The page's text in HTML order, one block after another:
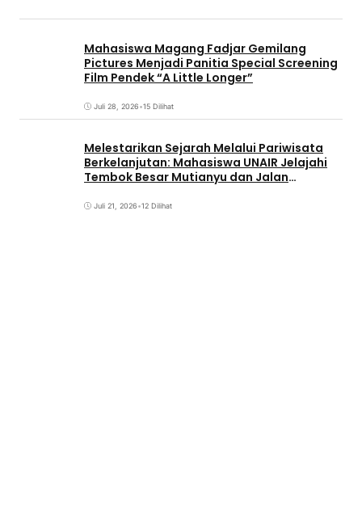
Mahasiswa Magang Fadjar Gemilang
Pictures Menjadi Panitia Special Screening
Film Pendek “A Little Longer”
Juli 28, 2026•15 Dilihat
Melestarikan Sejarah Melalui Pariwisata
Berkelanjutan: Mahasiswa UNAIR Jelajahi
Tembok Besar Mutianyu dan Jalan
Juli 21, 2026•12 Dilihat